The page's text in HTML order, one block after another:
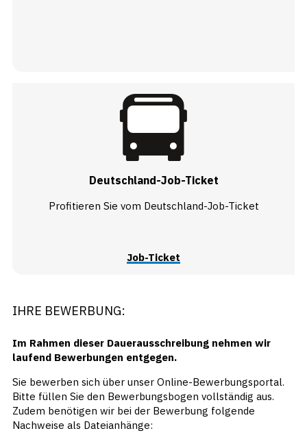
Deutschland-Job-Ticket
Profitieren Sie vom Deutschland-Job-Ticket
Job-Ticket
IHRE BEWERBUNG:
Im Rahmen dieser Dauerausschreibung nehmen wir
laufend Bewerbungen entgegen.
Sie bewerben sich über unser Online-Bewerbungsportal.
Bitte füllen Sie den Bewerbungsbogen vollständig aus.
Zudem benötigen wir bei der Bewerbung folgende
Nachweise als Dateianhänge: